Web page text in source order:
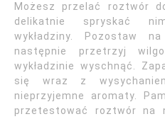
Możesz przelać roztwór
delikatnie spryskać
wykładziny. Pozostaw
następnie przetrzyj
wykładzinie wyschnąć.
się wraz z
nieprzyjemne aromaty.
przetestować roztwór na